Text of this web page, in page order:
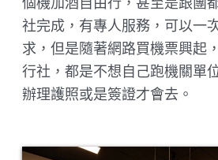
社完成，有專人服務，可以一
求，但是隨著網路買機票興起
行社，都是不想自己跑機關單
辦理護照或是簽證才會去。